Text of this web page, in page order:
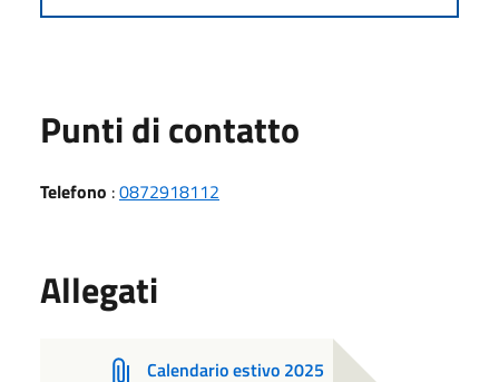
Punti di contatto
Telefono :0872918112
Allegati
Calendario estivo 2025